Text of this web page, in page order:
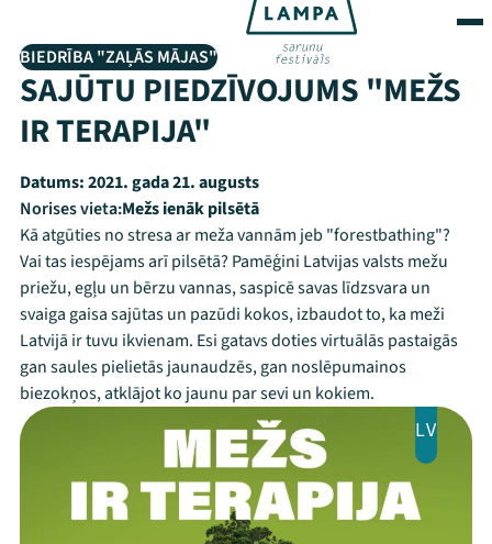
BIEDRĪBA "ZAĻĀS MĀJAS"
SAJŪTU PIEDZĪVOJUMS "MEŽS
IR TERAPIJA"
Datums:2021. gada 21. augusts
Norises vieta:Mežs ienāk pilsētā
Kā atgūties no stresa ar meža vannām jeb "forestbathing"?
Vai tas iespējams arī pilsētā? Pamēģini Latvijas valsts mežu
priežu, egļu un bērzu vannas, saspicē savas līdzsvara un
svaiga gaisa sajūtas un pazūdi kokos, izbaudot to, ka meži
Latvijā ir tuvu ikvienam. Esi gatavs doties virtuālās pastaigās
gan saules pielietās jaunaudzēs, gan noslēpumainos
biezokņos, atklājot ko jaunu par sevi un kokiem.
LV